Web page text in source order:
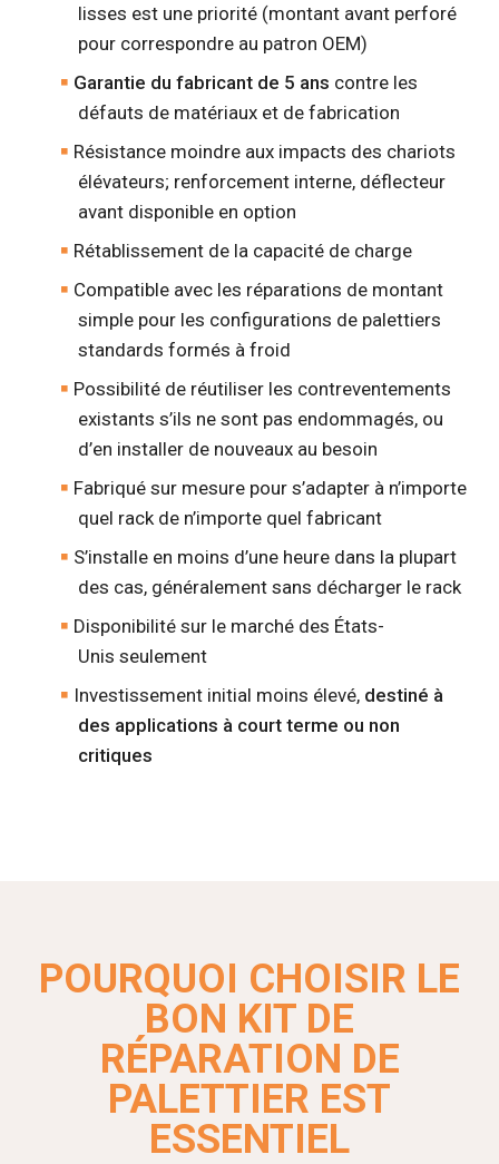
lisses est une priorité (montant avant perforé
pour correspondre au patron OEM)
Garantie du fabricant de 5 ans contre les
défauts de matériaux et de fabrication
Résistance moindre aux impacts des chariots
élévateurs; renforcement interne, déflecteur
avant disponible en option
Rétablissement de la capacité de charge
Compatible avec les réparations de montant
simple pour les configurations de palettiers
standards formés à froid
Possibilité de réutiliser les contreventements
existants s’ils ne sont pas endommagés, ou
d’en installer de nouveaux au besoin
Fabriqué sur mesure pour s’adapter à n’importe
quel rack de n’importe quel fabricant
S’installe en moins d’une heure dans la plupart
des cas, généralement sans décharger le rack
Disponibilité sur le marché des États-
Unis seulement
Investissement initial moins élevé, destiné à
des applications à court terme ou non
critiques
POURQUOI CHOISIR LE
BON KIT DE
RÉPARATION DE
PALETTIER EST
ESSENTIEL